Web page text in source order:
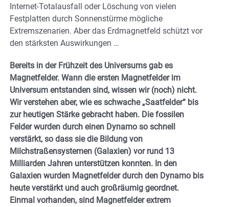
Internet-Totalausfall oder Löschung von vielen
Festplatten durch Sonnenstürme mögliche
Extremszenarien. Aber das Erdmagnetfeld schützt vor
den stärksten Auswirkungen …
Bereits in der Frühzeit des Universums gab es
Magnetfelder. Wann die ersten Magnetfelder im
Universum entstanden sind, wissen wir (noch) nicht.
Wir verstehen aber, wie es schwache „Saatfelder“ bis
zur heutigen Stärke gebracht haben. Die fossilen
Felder wurden durch einen Dynamo so schnell
verstärkt, so dass sie die Bildung von
Milchstraßensystemen (Galaxien) vor rund 13
Milliarden Jahren unterstützen konnten. In den
Galaxien wurden Magnetfelder durch den Dynamo bis
heute verstärkt und auch großräumig geordnet.
Einmal vorhanden, sind Magnetfelder extrem